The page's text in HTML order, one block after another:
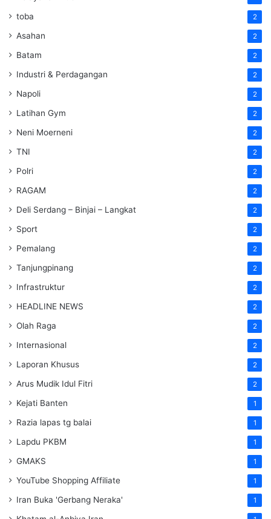
toba 2
Asahan 2
Batam 2
Industri & Perdagangan 2
Napoli 2
Latihan Gym 2
Neni Moerneni 2
TNI 2
Polri 2
RAGAM 2
Deli Serdang – Binjai – Langkat 2
Sport 2
Pemalang 2
Tanjungpinang 2
Infrastruktur 2
HEADLINE NEWS 2
Olah Raga 2
Internasional 2
Laporan Khusus 2
Arus Mudik Idul Fitri 2
Kejati Banten 1
Razia lapas tg balai 1
Lapdu PKBM 1
GMAKS 1
YouTube Shopping Affiliate 1
Iran Buka 'Gerbang Neraka' 1